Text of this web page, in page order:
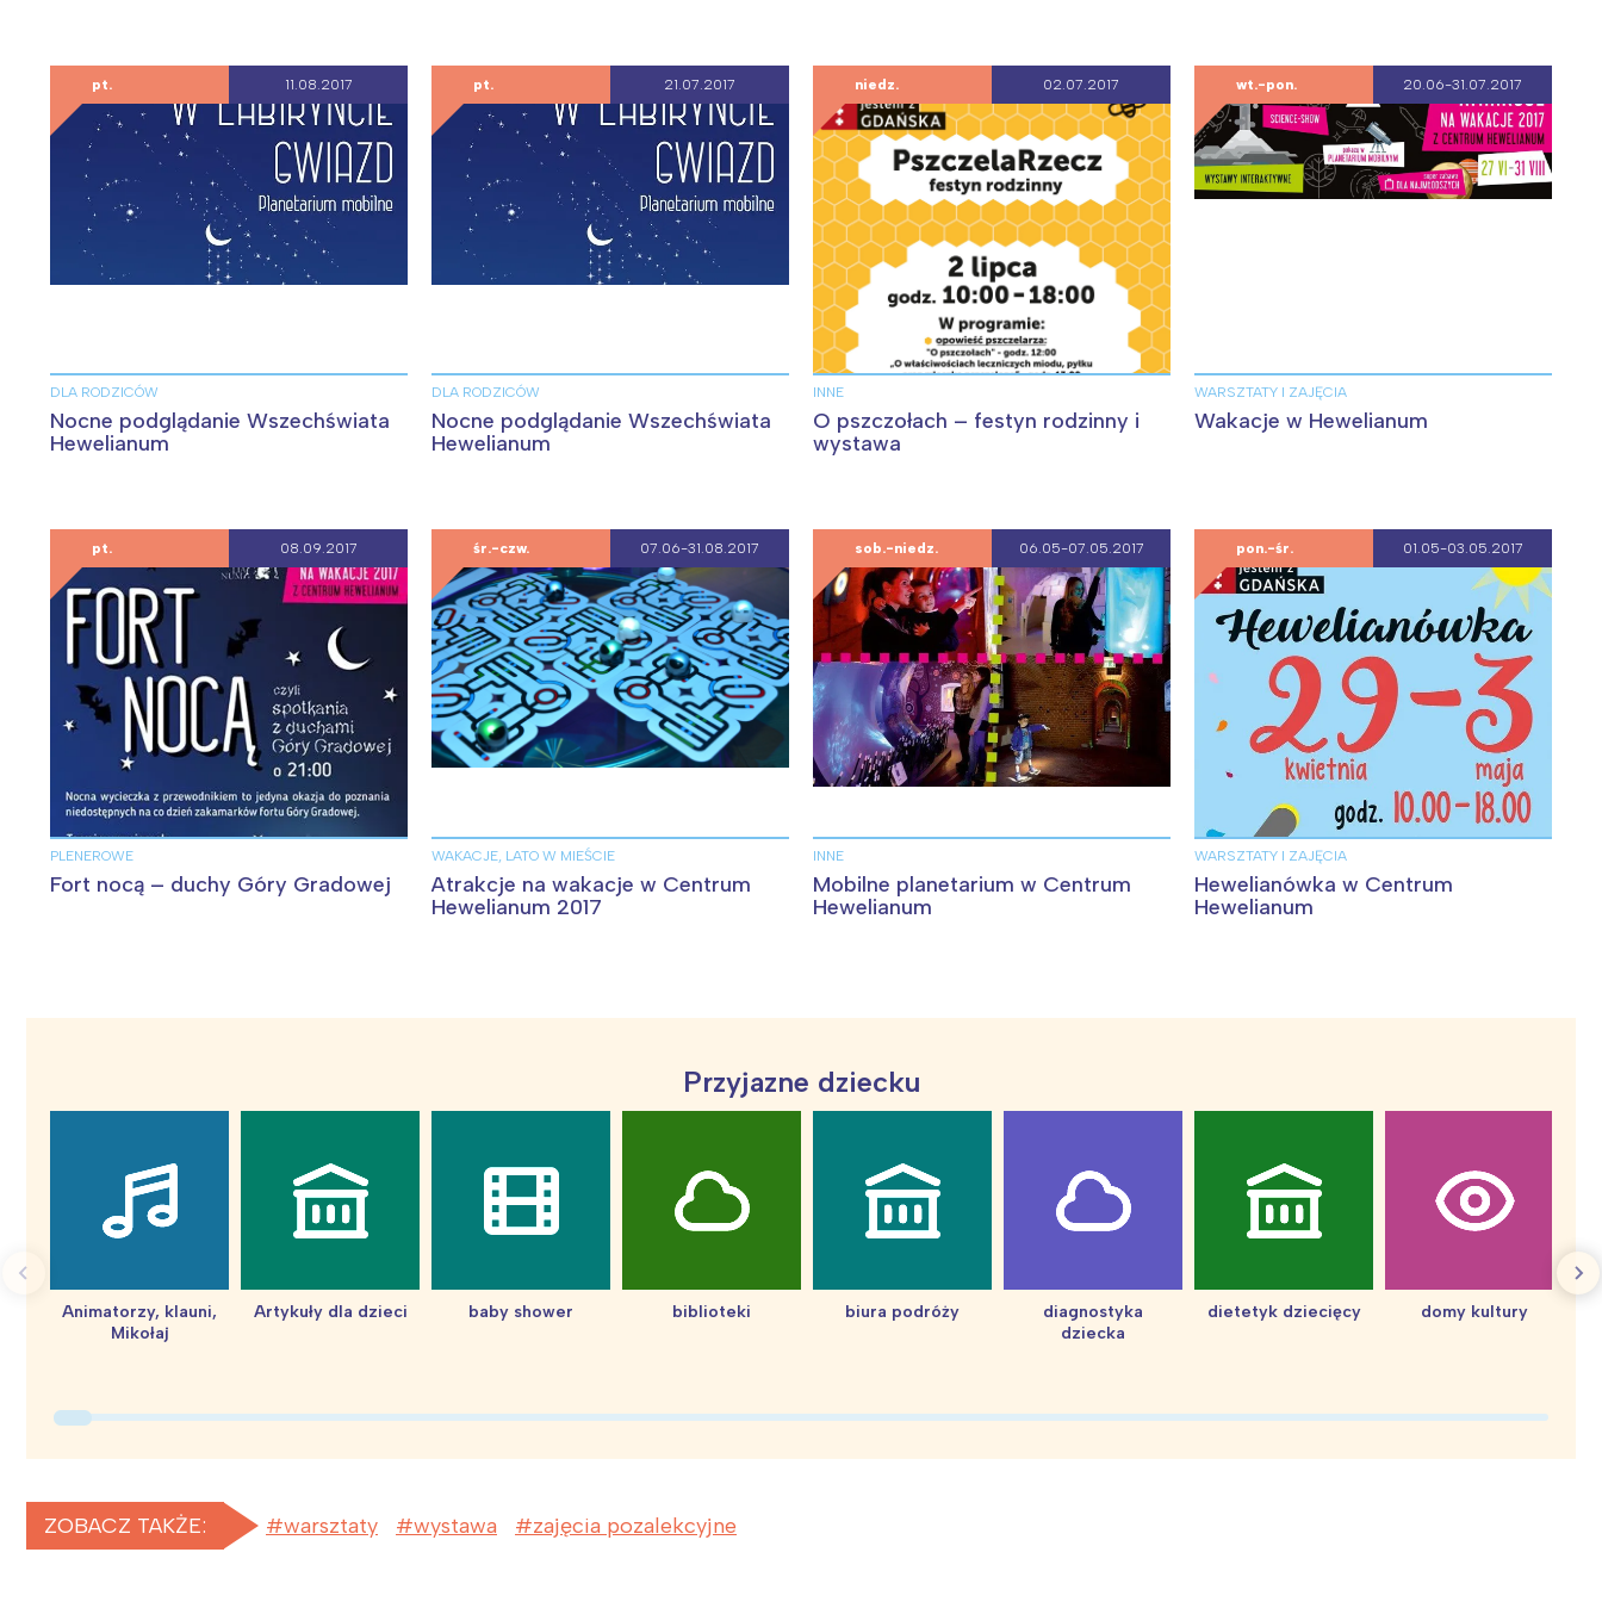
pt. 11.08.2017
DLA RODZICÓW
Nocne podglądanie Wszechświata
Hewelianum
pt. 21.07.2017
DLA RODZICÓW
Nocne podglądanie Wszechświata
Hewelianum
niedz. 02.07.2017
INNE
O pszczołach – festyn rodzinny i
wystawa
wt.-pon. 20.06-31.07.2017
WARSZTATY I ZAJĘCIA
Wakacje w Hewelianum
pt. 08.09.2017
PLENEROWE
Fort nocą – duchy Góry Gradowej
śr.-czw. 07.06-31.08.2017
WAKACJE, LATO W MIEŚCIE
Atrakcje na wakacje w Centrum
Hewelianum 2017
sob.-niedz. 06.05-07.05.2017
INNE
Mobilne planetarium w Centrum
Hewelianum
pon.-śr. 01.05-03.05.2017
WARSZTATY I ZAJĘCIA
Hewelianówka w Centrum
Hewelianum
Przyjazne dziecku
Animatorzy, klauni,
Mikołaj
Artykuły dla dzieci baby shower biblioteki biura podróży
diagnostyka
dziecka
dietetyk dziecięcy
domy kultury
ZOBACZ TAKŻE: warsztaty wystawa zajęcia pozalekcyjne
Wrocław
Wszystkie
Wybieram